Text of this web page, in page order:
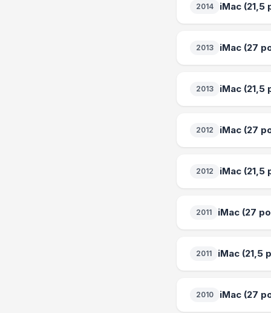
2014 iMac (21,5
2013 iMac (27
2013 iMac (21,5
2012 iMac (27
2012 iMac (21,5
2011 iMac (27
2011 iMac (21,5
2010 iMac (27